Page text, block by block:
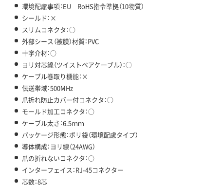
環境配慮事項：EU RoHS指令準拠（10物質）
シールド：×
スリムコネクタ：○
外部シース（被膜）材質：PVC
十字介材：○
ヨリ対芯線（ツイストペアケーブル）：○
ケーブル巻取り機能：×
伝送帯域：500MHz
爪折れ防止カバー付コネクタ：○
モールド加工コネクタ：○
ケーブル太さ：6.5ｍｍ
パッケージ形態：ポリ袋（環境配慮タイプ）
導体構成：ヨリ線（24AWG）
爪の折れないコネクタ：○
インターフェイス：RJ-45コネクター
芯数：8芯